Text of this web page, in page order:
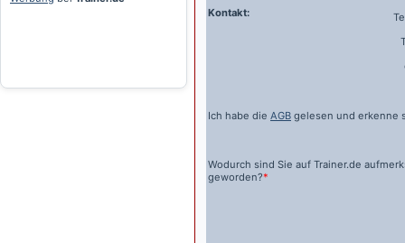
Kontakt:
Ich habe die AGB gelesen und erkenne
Wodurch sind Sie auf Trainer.de
geworden?*